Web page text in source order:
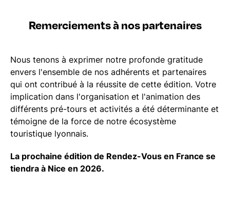
Remerciements à nos partenaires
Nous tenons à exprimer notre profonde gratitude
envers l'ensemble de nos adhérents et partenaires
qui ont contribué à la réussite de cette édition. Votre
implication dans l'organisation et l'animation des
différents pré-tours et activités a été déterminante et
témoigne de la force de notre écosystème
touristique lyonnais.
La prochaine édition de Rendez-Vous en France se
tiendra à Nice en 2026.